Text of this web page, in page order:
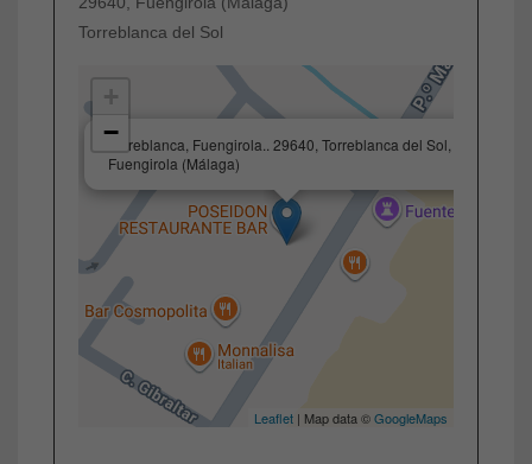
Torreblanca del Sol
Torreblanca, Fuengirola.. 29640, Torreblanca del Sol,
Fuengirola (Málaga)
−
Leaflet | Map data ©GoogleMaps